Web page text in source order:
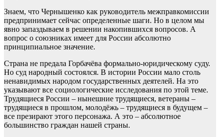
Знаем, что Чернышенко как руководитель межправкомиссии
предпринимает сейчас определенные шаги. Но в целом мы
явно запаздываем в решении накопившихся вопросов. А
вопрос о союзниках имеет для России абсолютно
принципиальное значение.
Страна не предала Горбачёва формально-юридическому суду.
Но суд народный состоялся. В истории России мало столь
ненавидимых народом государственных деятелей. На это
указывают все социологические исследования по этой теме.
Трудящиеся России – нынешние трудящиеся, ветераны –
трудящиеся в прошлом, молодёжь – трудящиеся в будущем –
все презирают этого персонажа. А это – абсолютное
большинство граждан нашей страны.